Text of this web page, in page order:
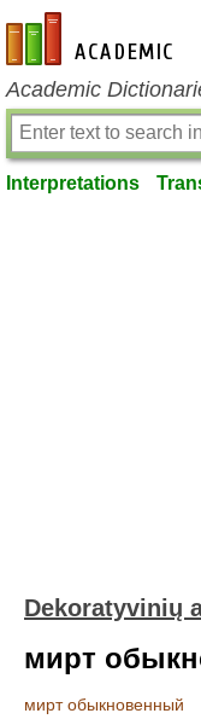
en-academic.com
Academic
Interpretations
Dekoratyvinių
мирт
мирт обыкновенный